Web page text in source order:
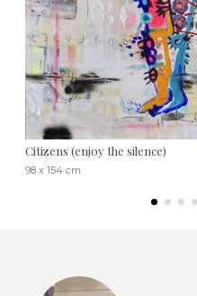
Citizens (enjoy the silence)
98 x 154 cm